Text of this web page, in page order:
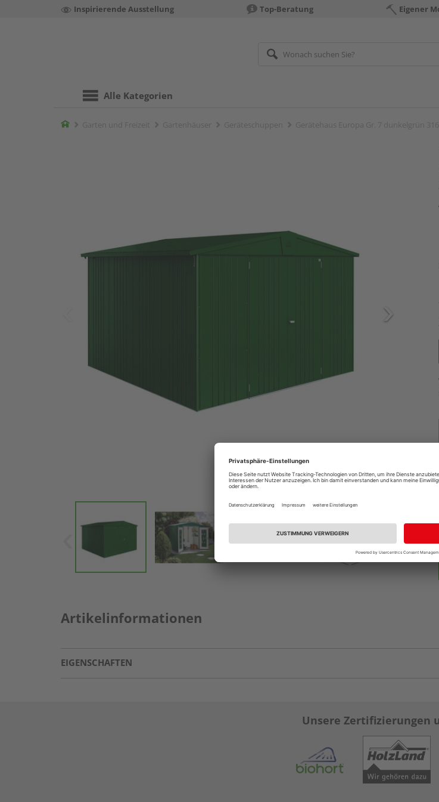
Inspirierende Ausstellung Top-Beratung Eigener
Alle Kategorien
Home
Artikelinformationen
EIGENSCHAFTEN
Unsere Zertifizierungen